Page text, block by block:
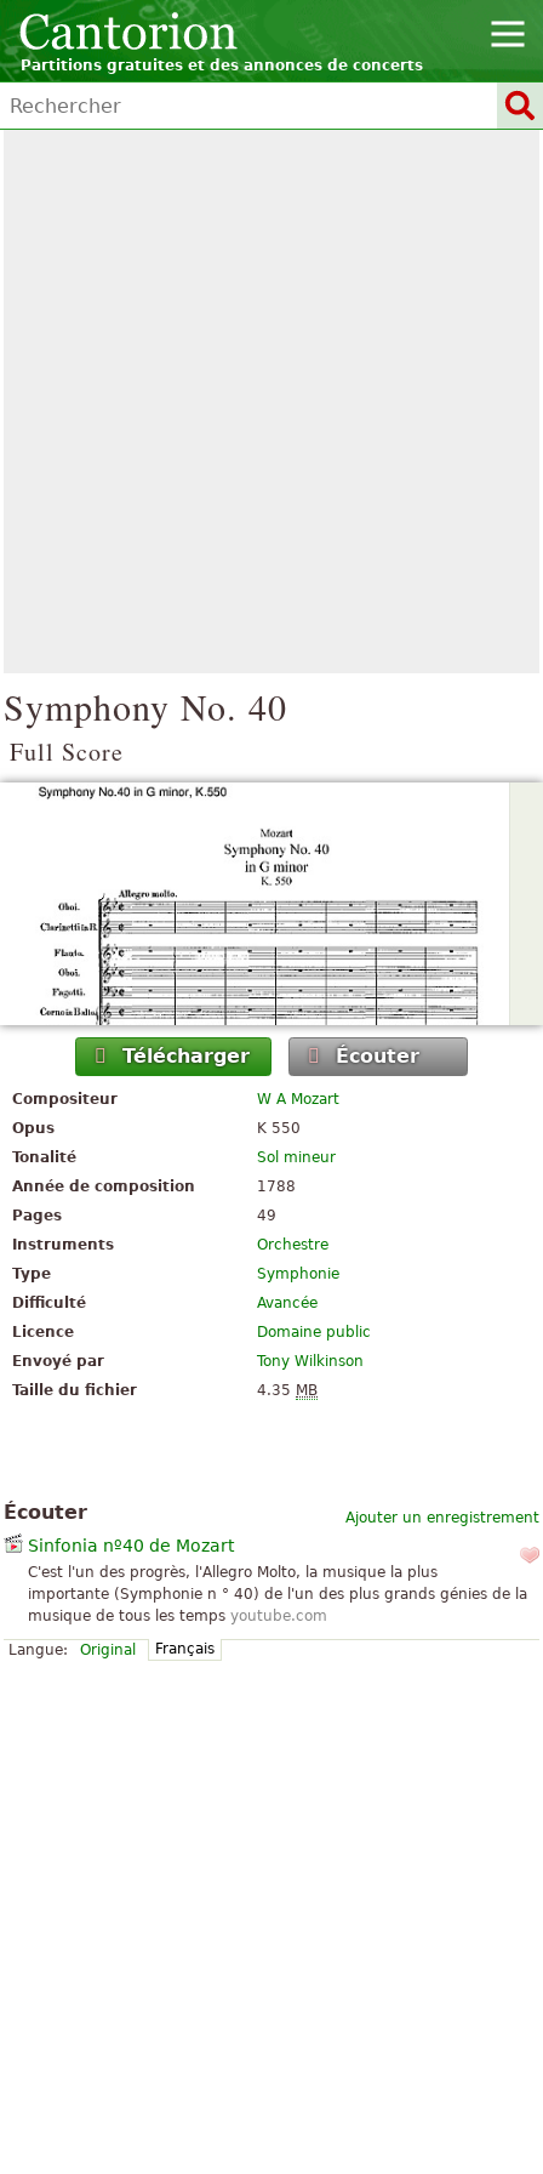
Partitions gratuites et des annonces de concerts
Symphony No. 40
Full Score
Télécharger Écouter
Compositeur
W A Mozart
Opus
K 550
Tonalité
Sol mineur
Année de composition
1788
Pages
49
Instruments
Orchestre
Type
Symphonie
Difficulté
Avancée
Licence
Domaine public
Envoyé par
Tony Wilkinson
Taille du fichier
4.35 MB
Ajouter un enregistrement
Écouter
Sinfonia nº40 de Mozart
C'est l'un des progrès, l'Allegro Molto, la musique la plus
importante (Symphonie n ° 40) de l'un des plus grands génies de la
musique de tous les temps youtube.com
Langue:
Original Français